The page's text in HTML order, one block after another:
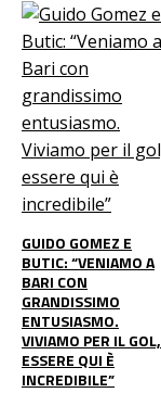
GUIDO GOMEZ E
BUTIC: “VENIAMO A
BARI CON
GRANDISSIMO
ENTUSIASMO.
VIVIAMO PER IL GOL,
ESSERE QUI È
INCREDIBILE”